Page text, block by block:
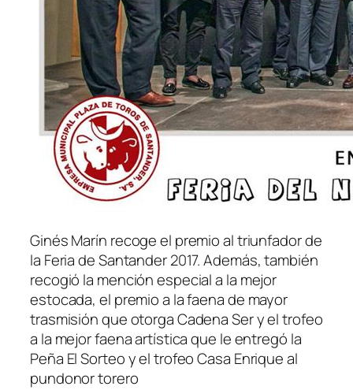
Ginés Marín recoge el premio al triunfador de
la Feria de Santander 2017. Además, también
recogió la mención especial a la mejor
estocada, el premio a la faena de mayor
trasmisión que otorga Cadena Ser y el trofeo
a la mejor faena artística que le entregó la
Peña El Sorteo y el trofeo Casa Enrique al
pundonor torero